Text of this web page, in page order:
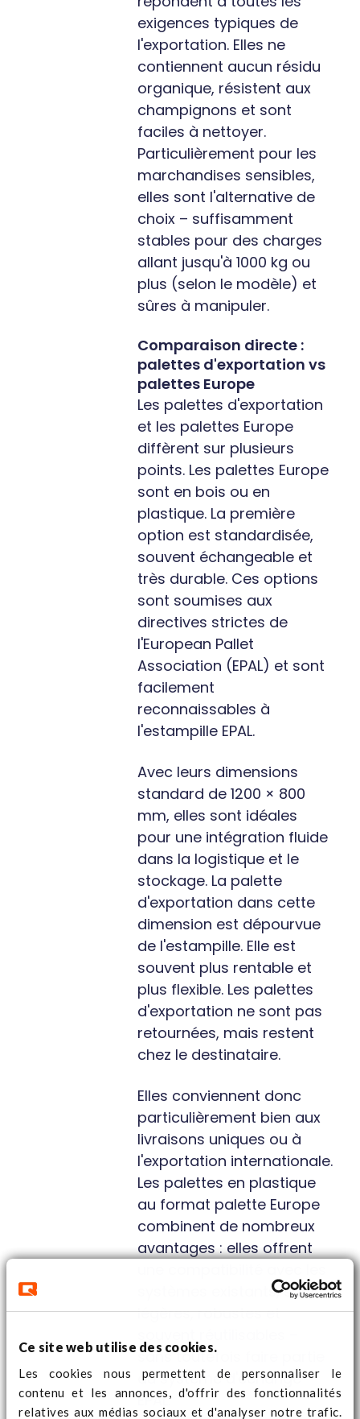
Ce site web utilise des cookies.
Les cookies nous permettent de personnaliser le
contenu et les annonces, d'offrir des fonctionnalités
relatives aux médias sociaux et d'analyser notre trafic.
exigences typiques de
l'exportation. Elles ne
contiennent aucun résidu
organique, résistent aux
champignons et sont
faciles à nettoyer.
Particulièrement pour les
marchandises sensibles,
elles sont l'alternative de
choix – suffisamment
stables pour des charges
allant jusqu'à 1000 kg ou
plus (selon le modèle) et
sûres à manipuler.
Comparaison directe :
palettes d'exportation vs
palettes Europe
Les palettes d'exportation
et les palettes Europe
diffèrent sur plusieurs
points. Les palettes Europe
sont en bois ou en
plastique. La première
option est standardisée,
souvent échangeable et
très durable. Ces options
sont soumises aux
directives strictes de
l'European Pallet
Association (EPAL) et sont
facilement
reconnaissables à
l'estampille EPAL.
Avec leurs dimensions
standard de 1200 × 800
mm, elles sont idéales
pour une intégration fluide
dans la logistique et le
stockage. La palette
d'exportation dans cette
dimension est dépourvue
de l'estampille. Elle est
souvent plus rentable et
plus flexible. Les palettes
d'exportation ne sont pas
retournées, mais restent
chez le destinataire.
Elles conviennent donc
particulièrement bien aux
livraisons uniques ou à
l'exportation internationale.
Les palettes en plastique
au format palette Europe
combinent de nombreux
avantages : elles offrent
systèmes existants, sont
légères, robustes et
sans toutefois faire partie
du système d'échange
EPAL.